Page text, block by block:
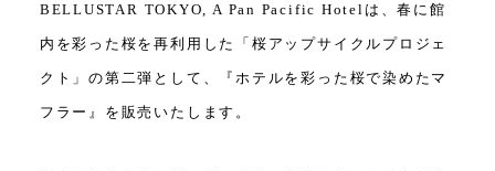
BELLUSTAR TOKYO, A Pan Pacific Hotelは、春に館
内を彩った桜を再利用した「桜アップサイクルプロジェ
クト」の第二弾として、『ホテルを彩った桜で染めたマ
フラー』を販売いたします。